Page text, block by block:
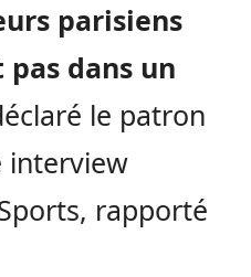
parisiens
dans un
le patron
interview
rapporté